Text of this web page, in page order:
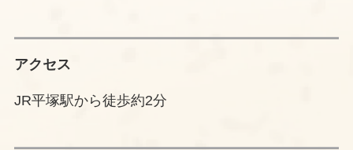
アクセス
JR平塚駅から徒歩約2分